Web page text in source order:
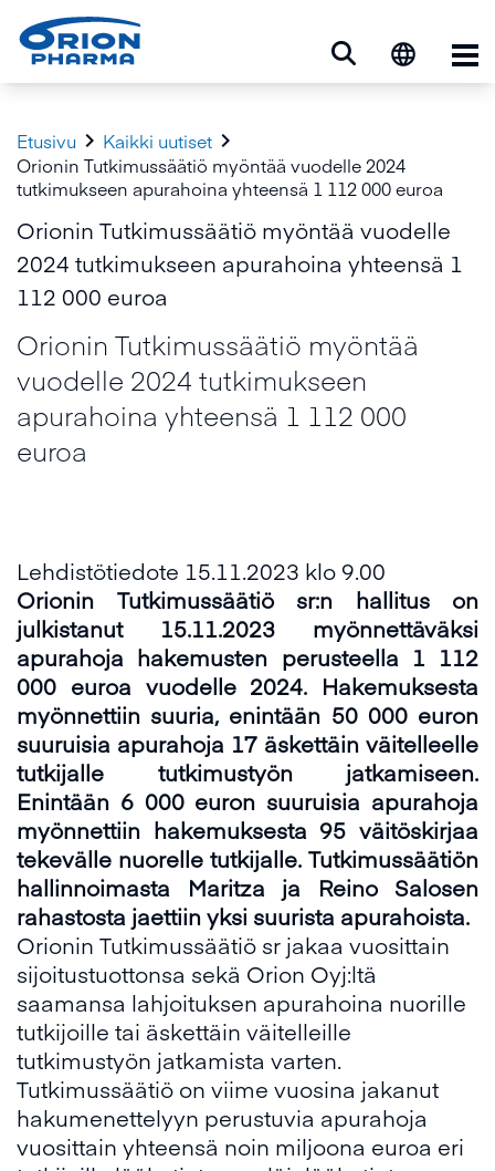
Etusivu  Kaikki uutiset 
Orionin Tutkimussäätiö myöntää vuodelle 2024
tutkimukseen apurahoina yhteensä 1 112 000 euroa
Orionin Tutkimussäätiö myöntää vuodelle
2024 tutkimukseen apurahoina yhteensä 1
112 000 euroa
Orionin Tutkimussäätiö myöntää
vuodelle 2024 tutkimukseen
apurahoina yhteensä 1 112 000
euroa
Lehdistötiedote 15.11.2023 klo 9.00
Orionin Tutkimussäätiö sr:n hallitus on
julkistanut 15.11.2023 myönnettäväksi
apurahoja hakemusten perusteella 1 112
000 euroa vuodelle 2024. Hakemuksesta
myönnettiin suuria, enintään 50 000 euron
suuruisia apurahoja 17 äskettäin väitelleelle
tutkijalle tutkimustyön jatkamiseen.
Enintään 6 000 euron suuruisia apurahoja
myönnettiin hakemuksesta 95 väitöskirjaa
tekevälle nuorelle tutkijalle. Tutkimussäätiön
hallinnoimasta Maritza ja Reino Salosen
rahastosta jaettiin yksi suurista apurahoista.
Orionin Tutkimussäätiö sr jakaa vuosittain
sijoitustuottonsa sekä Orion Oyj:ltä
saamansa lahjoituksen apurahoina nuorille
tutkijoille tai äskettäin väitelleille
tutkimustyön jatkamista varten.
Tutkimussäätiö on viime vuosina jakanut
hakumenettelyyn perustuvia apurahoja
vuosittain yhteensä noin miljoona euroa eri